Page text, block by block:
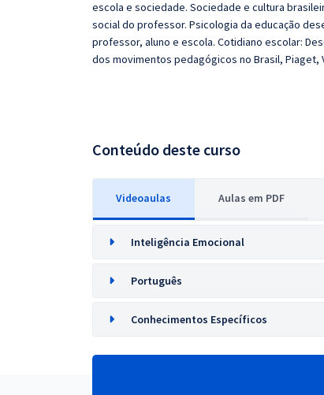
escola e sociedade. Sociedade e cultura
social do professor. Psicologia da educação
professor, aluno e escola. Cotidiano escolar:
dos movimentos pedagógicos no Brasil, Piaget,
Conteúdo deste curso
Videoaulas Aulas em PDF
Inteligência Emocional
Português
Conhecimentos Específicos